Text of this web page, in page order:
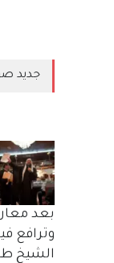
جديد
بعد
وترافع
الشيخ